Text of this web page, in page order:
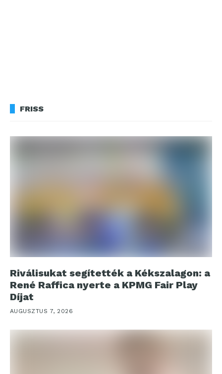
FRISS
Riválisukat segítették a Kékszalagon: a
René Raffica nyerte a KPMG Fair Play
Díjat
AUGUSZTUS 7, 2026